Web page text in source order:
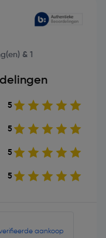
& 1
5
5
5
5
aankoop